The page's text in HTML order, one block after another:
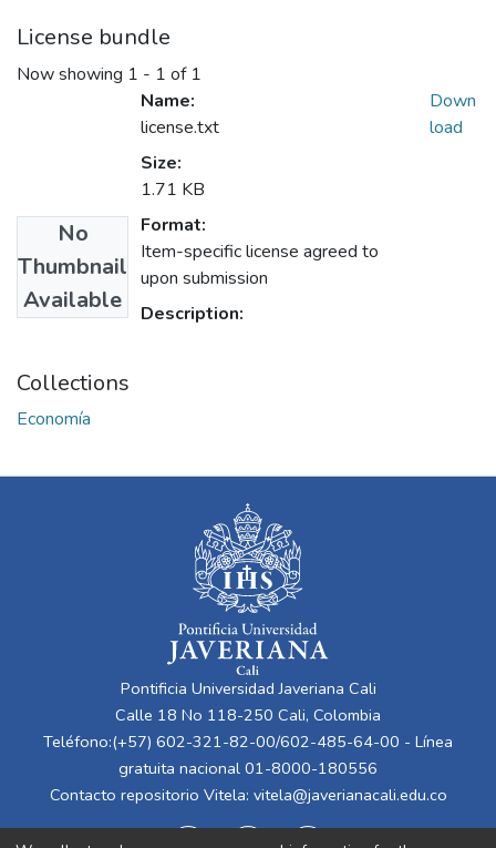
License bundle
Now showing 1 - 1 of 1
No
Thumbnail
Available
Name:
license.txt
Size:
1.71 KB
Format:
Item-specific license agreed to
upon submission
Description:
Down
load
Collections
Economía
Pontificia Universidad Javeriana Cali
Calle 18 No 118-250 Cali, Colombia
Teléfono:(+57) 602-321-82-00/602-485-64-00 - Línea
gratuita nacional 01-8000-180556
Contacto repositorio Vitela: vitela@javerianacali.edu.co